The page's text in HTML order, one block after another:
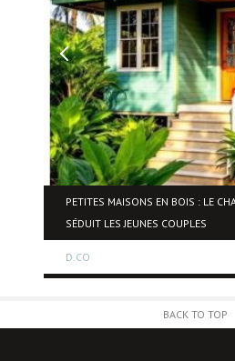
PETITES MAISONS EN BOIS : LE
SÉDUIT LES JEUNES COUPLES
D.CO
BACK TO TOP